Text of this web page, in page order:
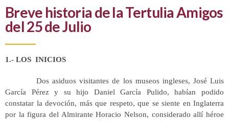
Breve historia de la Tertulia Amigos
del 25 de Julio
1.- LOS INICIOS
Dos asiduos visitantes de los museos ingleses, José Luis
García Pérez y su hijo Daniel García Pulido, habían podido
constatar la devoción, más que respeto, que se siente en Inglaterra
por la figura del Almirante Horacio Nelson, considerado allí héroe